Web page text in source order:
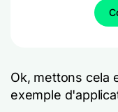
Ok, mettons cela
exemple